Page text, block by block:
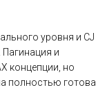
уровня и CJ
и
концепции, но
полностью готова